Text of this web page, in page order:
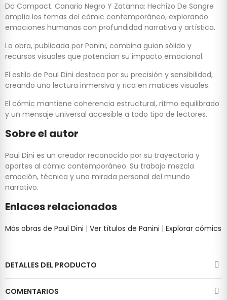
Dc Compact. Canario Negro Y Zatanna: Hechizo De Sangre
amplía los temas del cómic contemporáneo, explorando
emociones humanas con profundidad narrativa y artística.
La obra, publicada por Panini, combina guion sólido y
recursos visuales que potencian su impacto emocional.
El estilo de Paul Dini destaca por su precisión y sensibilidad,
creando una lectura inmersiva y rica en matices visuales.
El cómic mantiene coherencia estructural, ritmo equilibrado
y un mensaje universal accesible a todo tipo de lectores.
Sobre el autor
Paul Dini es un creador reconocido por su trayectoria y
aportes al cómic contemporáneo. Su trabajo mezcla
emoción, técnica y una mirada personal del mundo
narrativo.
Enlaces relacionados
Más obras de Paul Dini | Ver títulos de Panini | Explorar cómics
DETALLES DEL PRODUCTO
COMENTARIOS